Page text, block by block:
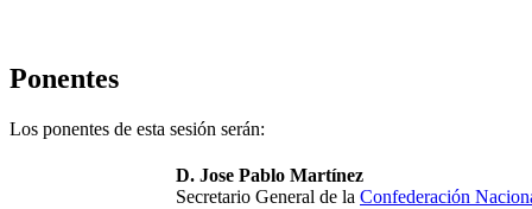
Ponentes
Los ponentes de esta sesión serán:
D. Jose Pablo Martínez
Secretario General de la Confederación